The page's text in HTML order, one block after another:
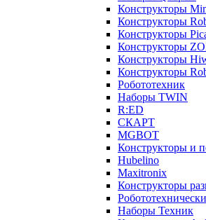
Конструкторы
Конструкторы
Конструкторы
Конструкторы
Конструкторы
Конструкторы
Робототехник
Наборы TWIN
R:ED
СКАРТ
MGBOT
Конструкторы и
Hubelino
Maxitronix
Конструкторы
Наборы Техник